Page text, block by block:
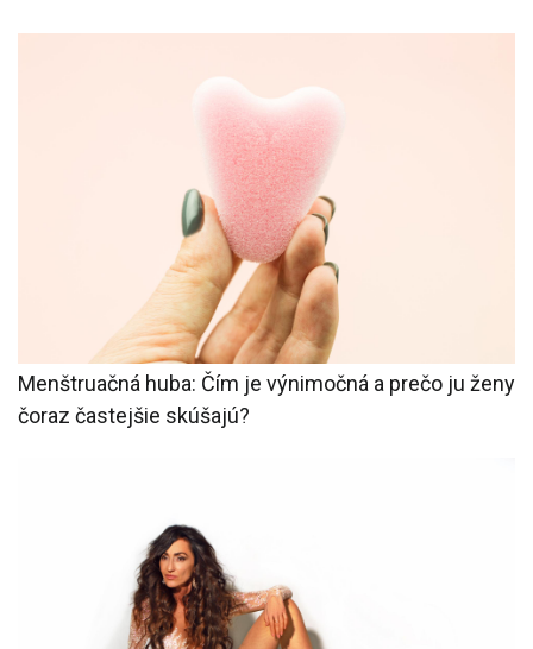
Menštruačná huba: Čím je výnimočná a prečo ju ženy
čoraz častejšie skúšajú?